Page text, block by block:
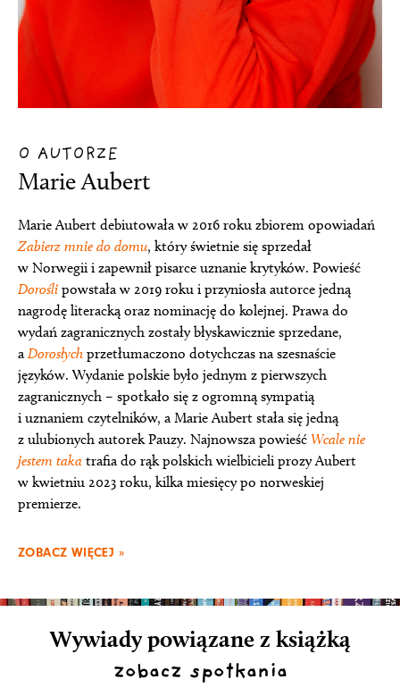
O AUTORZE
Marie Aubert
Marie Aubert debiutowała w 2016 roku zbiorem opowiadań
Zabierz mnie do domu, który świetnie się sprzedał
w Norwegii i zapewnił pisarce uznanie krytyków. Powieść
Dorośli powstała w 2019 roku i przyniosła autorce jedną
nagrodę literacką oraz nominację do kolejnej. Prawa do
wydań zagranicznych zostały błyskawicznie sprzedane,
a Dorosłych przetłumaczono dotychczas na szesnaście
języków. Wydanie polskie było jednym z pierwszych
zagranicznych – spotkało się z ogromną sympatią
i uznaniem czytelników, a Marie Aubert stała się jedną
z ulubionych autorek Pauzy. Najnowsza powieść Wcale nie
jestem taka trafia do rąk polskich wielbicieli prozy Aubert
w kwietniu 2023 roku, kilka miesięcy po norweskiej
premierze.
ZOBACZ WIĘCEJ »
Wywiady powiązane z książką
zobacz spotkania